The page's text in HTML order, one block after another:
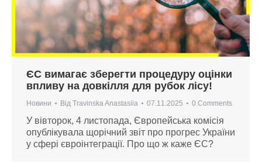
ЄС вимагає зберегти процедуру оцінки
впливу на довкілля для рубок лісу!
Новини Від Travinska Anastasiia 07.11.2025 0 Comments
У вівторок, 4 листопада, Європейська комісія
опублікувала щорічний звіт про прогрес України
у сфері євроінтеграції. Про що ж каже ЄС?